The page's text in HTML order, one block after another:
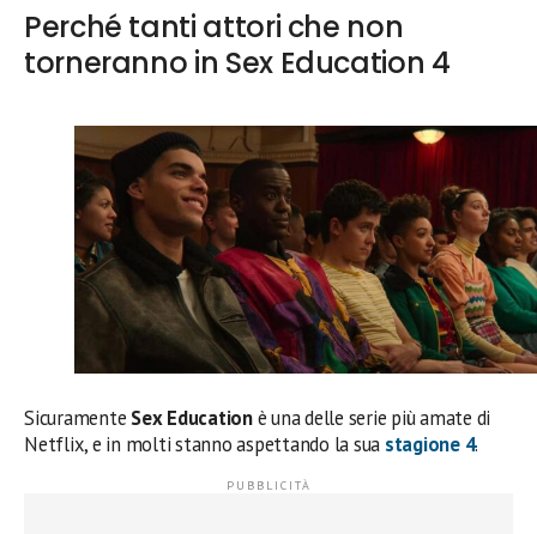
Perché tanti attori che non
torneranno in Sex Education 4
Sicuramente Sex Educationè una delle serie più amate di
Netflix, e in molti stanno aspettando la sua stagione 4.